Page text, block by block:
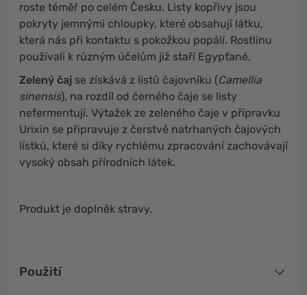
roste téměř po celém Česku. Listy kopřivy jsou
pokryty jemnými chloupky, které obsahují látku,
která nás při kontaktu s pokožkou popálí. Rostlinu
používali k různým účelům již staří Egypťané.
Zelený čaj se získává z listů čajovníku (Camellia
sinensis), na rozdíl od černého čaje se listy
nefermentují. Výtažek ze zeleného čaje v přípravku
Urixin se připravuje z čerstvě natrhaných čajových
lístků, které si díky rychlému zpracování zachovávají
vysoký obsah přírodních látek.
Produkt je doplněk stravy.
Použití